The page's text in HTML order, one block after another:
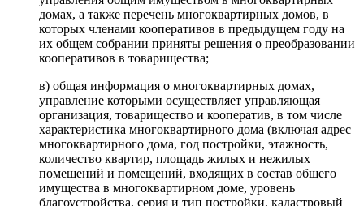
домах, а также перечень многоквартирных домов, в
которых членами кооперативов в предыдущем году на
их общем собрании приняты решения о преобразовании
кооперативов в товарищества;
в) общая информация о многоквартирных домах,
управление которыми осуществляет управляющая
организация, товарищество и кооператив, в том числе
характеристика многоквартирного дома (включая адрес
многоквартирного дома, год постройки, этажность,
количество квартир, площадь жилых и нежилых
помещений и помещений, входящих в состав общего
имущества в многоквартирном доме, уровень
благоустройства, серия и тип постройки, кадастровый